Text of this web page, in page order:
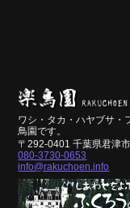
ワシ・タカ・ハヤブサ・
鳥園です。
〒292-0401 千葉県君津
080-3730-0653
info@rakuchoen.info